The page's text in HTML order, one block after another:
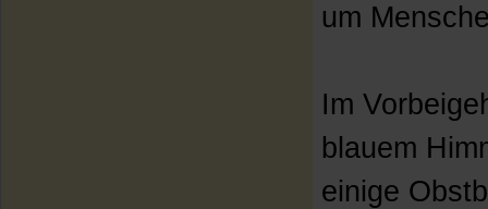
um
Im
blauem
einige